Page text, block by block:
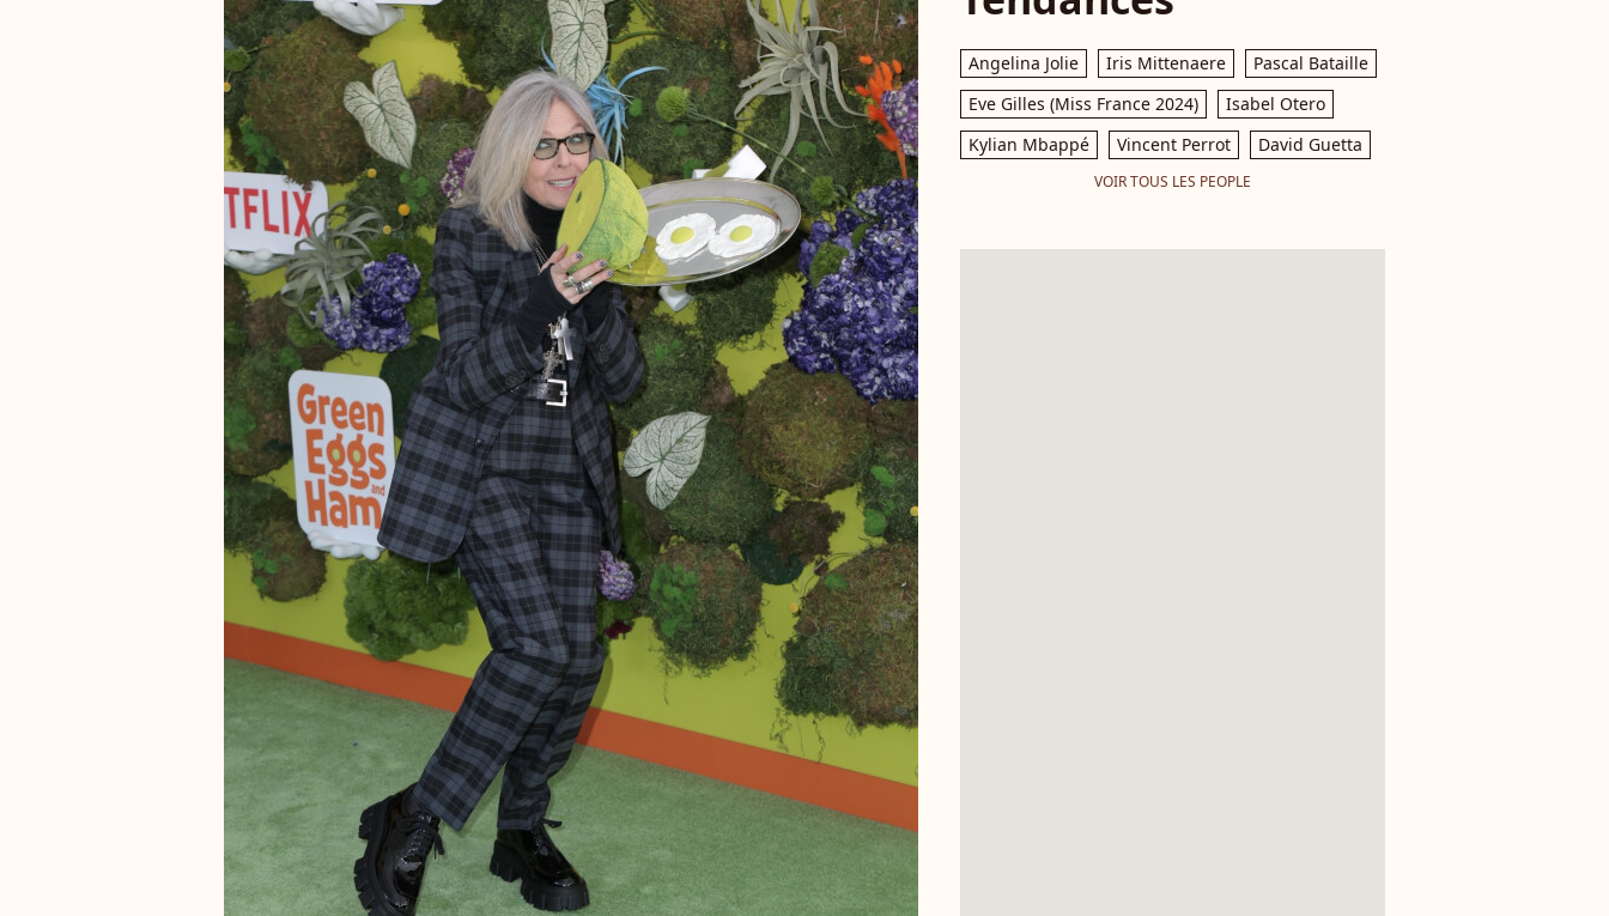
Angelina Jolie Iris Mittenaere
Pascal Bataille
Eve Gilles (Miss France 2024)
Isabel Otero
Kylian Mbappé
Vincent Perrot David Guetta
VOIR TOUS LES PEOPLE